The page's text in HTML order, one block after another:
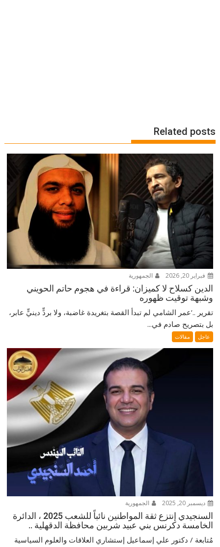
Related posts
فبراير 20, 2026 الجمهورية
الدين كسلاح لا كميزان: قراءة في هجوم حاتم الحويني
وشبهة توقيت ظهوره
تقرير ..‘عمر الشامي لم تبدأ القصة بتغريدة غاضبة، ولا بردٍّ دينيٍّ عابر،
بل بتصريح صادم في...
عاجل مقالات
ديسمبر 20, 2025 الجمهورية
السنجيدي إنتزع ثقة المواطنين نائباً للشعب 2025 ، الدائرة
الخامسة دكرنس بني عبيد شربين محافظة الدقهلية ..
مُتابعة / دكتور علي إسماعيل إستشاري العلاقات والعلوم السياسية